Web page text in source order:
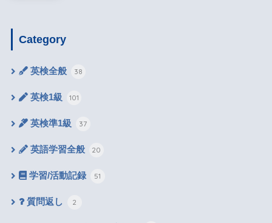
Category
英検全般 38
英検1級 101
英検準1級 37
英語学習全般 20
学習/活動記録 51
質問返し 2